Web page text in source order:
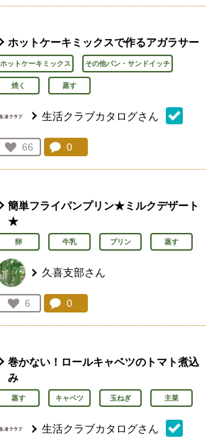
ホットケーキミックスで作るアガラサー
ホットケーキミックス その他パン・サンドイッチ
焼く 蒸す
生活クラブカタログさん
お気に入り登録：
66
人が登録
コメント：
0
簡単フライパンプリン★ミルクデザート
★
卵 牛乳 プリン 蒸す
久喜支部さん
お気に入り登録：
6
人が登録
コメント：
0
巻かない！ロールキャベツのトマト煮込
み
蒸す キャベツ 玉ねぎ 主菜
生活クラブカタログさん